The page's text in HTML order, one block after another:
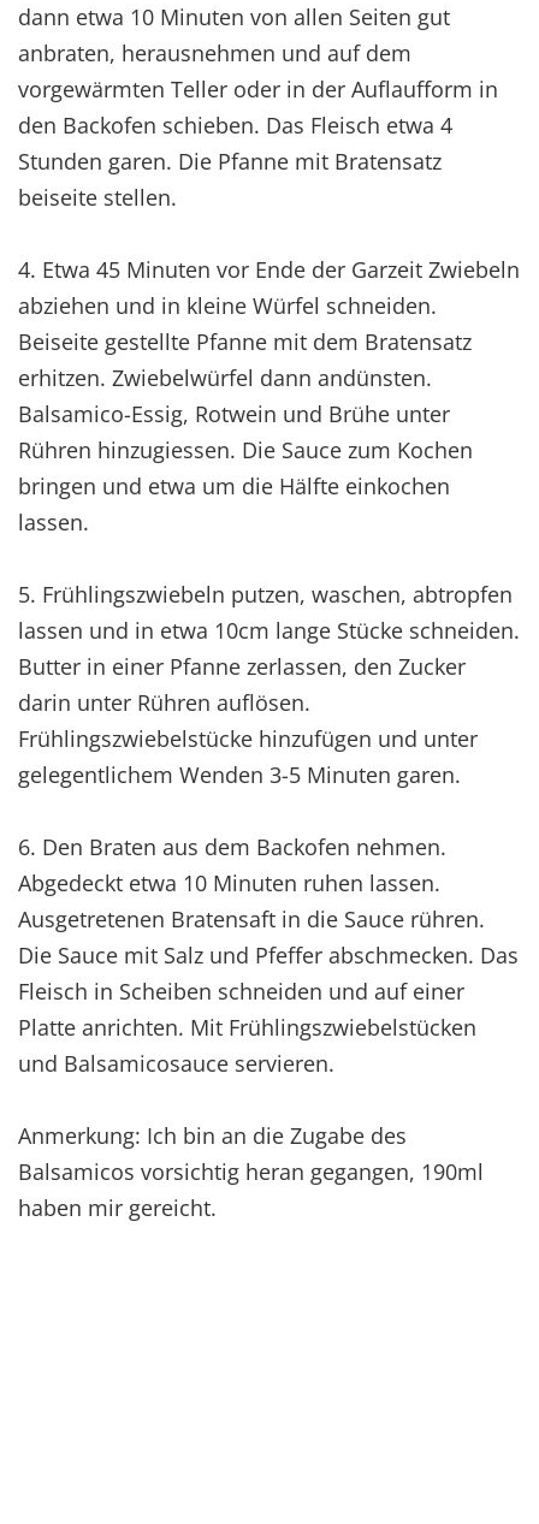
dann etwa 10 Minuten von allen Seiten gut
anbraten, herausnehmen und auf dem
vorgewärmten Teller oder in der Auflaufform in
den Backofen schieben. Das Fleisch etwa 4
Stunden garen. Die Pfanne mit Bratensatz
beiseite stellen.
4. Etwa 45 Minuten vor Ende der Garzeit Zwiebeln
abziehen und in kleine Würfel schneiden.
Beiseite gestellte Pfanne mit dem Bratensatz
erhitzen. Zwiebelwürfel dann andünsten.
Balsamico-Essig, Rotwein und Brühe unter
Rühren hinzugiessen. Die Sauce zum Kochen
bringen und etwa um die Hälfte einkochen
lassen.
5. Frühlingszwiebeln putzen, waschen, abtropfen
lassen und in etwa 10cm lange Stücke schneiden.
Butter in einer Pfanne zerlassen, den Zucker
darin unter Rühren auflösen.
Frühlingszwiebelstücke hinzufügen und unter
gelegentlichem Wenden 3-5 Minuten garen.
6. Den Braten aus dem Backofen nehmen.
Abgedeckt etwa 10 Minuten ruhen lassen.
Ausgetretenen Bratensaft in die Sauce rühren.
Die Sauce mit Salz und Pfeffer abschmecken. Das
Fleisch in Scheiben schneiden und auf einer
Platte anrichten. Mit Frühlingszwiebelstücken
und Balsamicosauce servieren.
Anmerkung: Ich bin an die Zugabe des
Balsamicos vorsichtig heran gegangen, 190ml
haben mir gereicht.